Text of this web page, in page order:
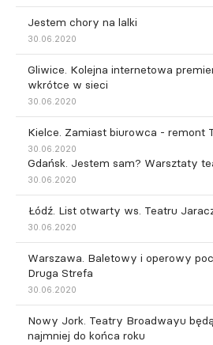
Jestem chory na lalki
30.06.2020
Gliwice. Kolejna internetowa
wkrótce w sieci
30.06.2020
Kielce. Zamiast biurowca - remont
30.06.2020
Gdańsk. Jestem sam? Warsztaty
30.06.2020
Łódź. List otwarty ws. Teatru
30.06.2020
Warszawa. Baletowy i operowy
Druga Strefa
30.06.2020
Nowy Jork. Teatry Broadwayu
najmniej do końca roku